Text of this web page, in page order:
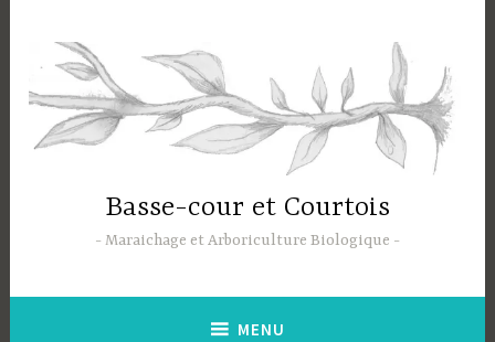
contenu
principal
Basse-cour et Courtois
Maraichage et Arboriculture Biologique
MENU